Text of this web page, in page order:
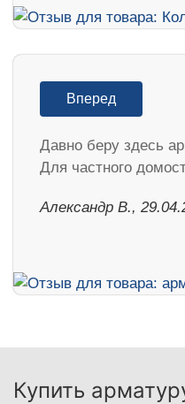
Вперед
Давно беру здесь
Для частного
Александр В.,
Купить